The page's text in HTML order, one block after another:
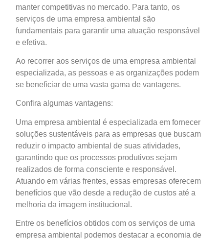
manter competitivas no mercado. Para tanto, os
serviços de uma empresa ambiental são
fundamentais para garantir uma atuação responsável
e efetiva.
Ao recorrer aos serviços de uma empresa ambiental
especializada, as pessoas e as organizações podem
se beneficiar de uma vasta gama de vantagens.
Confira algumas vantagens:
Uma empresa ambiental é especializada em fornecer
soluções sustentáveis para as empresas que buscam
reduzir o impacto ambiental de suas atividades,
garantindo que os processos produtivos sejam
realizados de forma consciente e responsável.
Atuando em várias frentes, essas empresas oferecem
benefícios que vão desde a redução de custos até a
melhoria da imagem institucional.
Entre os benefícios obtidos com os serviços de uma
empresa ambiental podemos destacar a economia de